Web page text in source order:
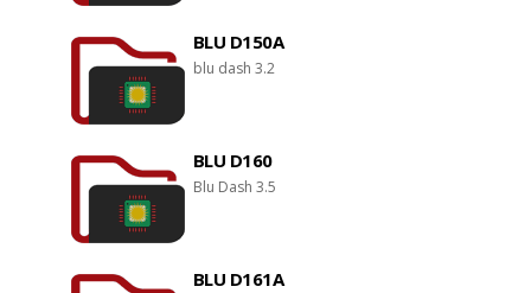
BLU D150A
blu dash 3.2
BLU D160
Blu Dash 3.5
BLU D161A